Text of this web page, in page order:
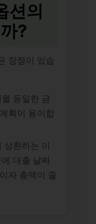
션의
?
장점이 있습
동일한 금
획이 용이합
환하는 이
대출 날짜
자 총액이 줄